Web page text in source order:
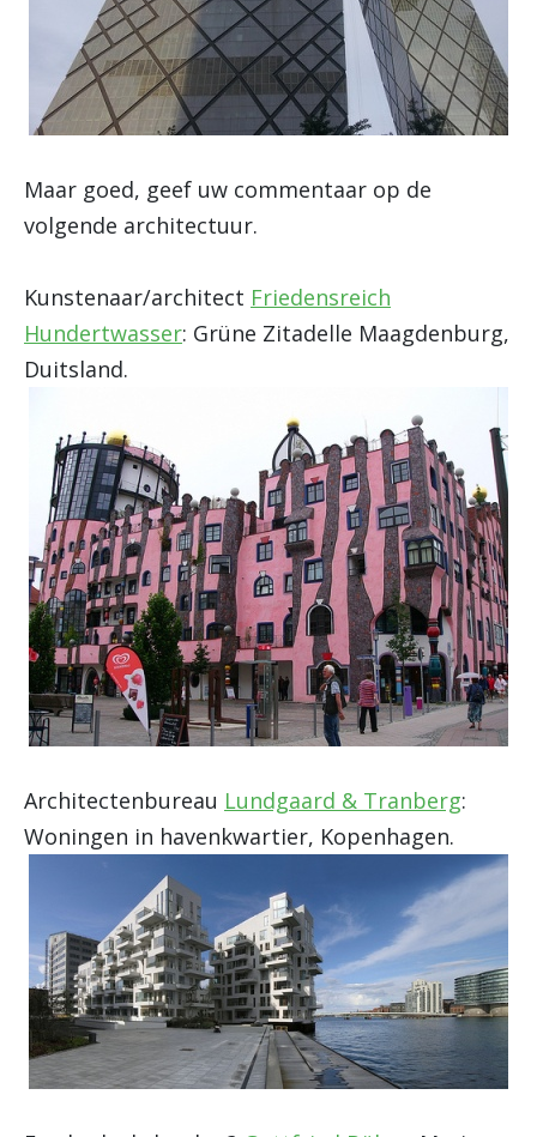
Maar goed, geef uw commentaar op de
volgende architectuur.
Kunstenaar/architect Friedensreich
Hundertwasser: Grüne Zitadelle Maagdenburg,
Duitsland.
Architectenbureau Lundgaard & Tranberg:
Woningen in havenkwartier, Kopenhagen.